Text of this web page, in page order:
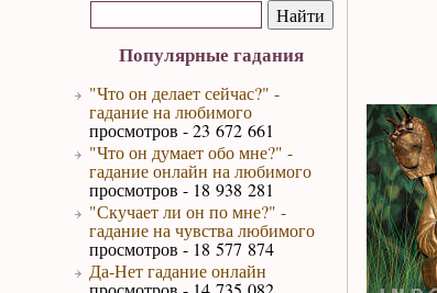
Популярные гадания
"Что он делает сейчас?" -
гадание на любимого
просмотров - 23 672 661
"Что он думает обо мне?" -
гадание онлайн на любимого
просмотров - 18 938 281
"Скучает ли он по мне?" -
гадание на чувства любимого
просмотров - 18 577 874
Да-Нет гадание онлайн